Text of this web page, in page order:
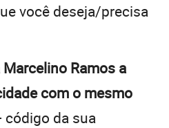
você deseja/precisa
Ramos a
com o mesmo
código da sua